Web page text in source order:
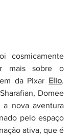
cosmicamente
mais sobre o
da Pixar Elio.
Domee
nova aventura
pelo espaço
ativa, que é